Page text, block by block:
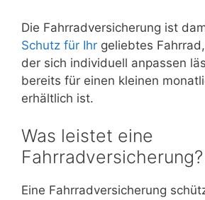
Die Fahrradversicherung ist
Schutz für Ihr geliebtes
der sich individuell anpassen
bereits für einen kleinen
erhältlich ist.
Was leistet eine
Fahrradversicherung?
Eine Fahrradversicherung